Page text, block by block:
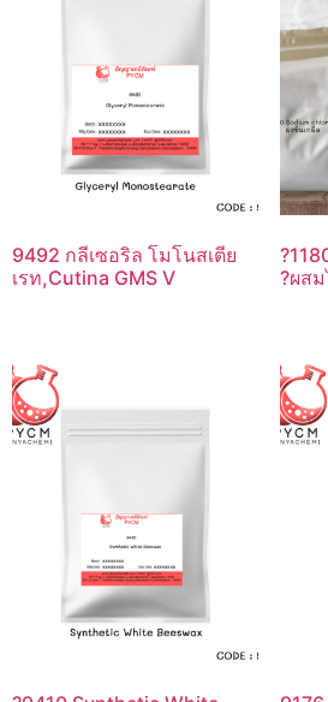
9492 กลีเซอริล โมโนสเตีย
เรท,Cutina GMS V
?ผส